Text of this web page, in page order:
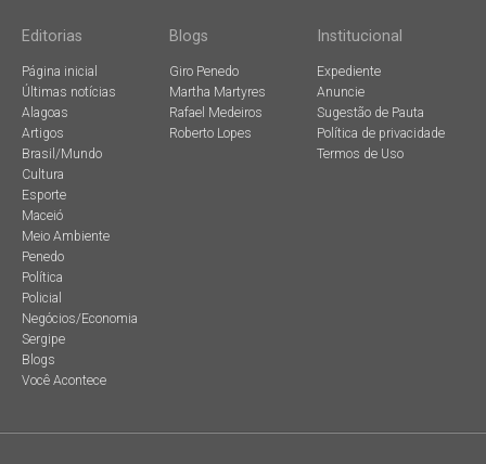
Editorias
Página inicial
Últimas notícias
Alagoas
Artigos
Brasil/Mundo
Cultura
Esporte
Maceió
Meio Ambiente
Penedo
Política
Policial
Negócios/Economia
Sergipe
Blogs
Você Acontece
Blogs
Giro Penedo
Martha Martyres
Rafael Medeiros
Roberto Lopes
Institucional
Expediente
Anuncie
Sugestão de Pauta
Política de privacidade
Termos de Uso